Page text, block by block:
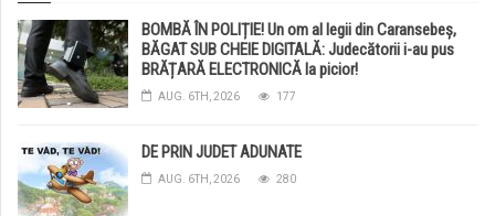
BOMBĂ ÎN POLIȚIE! Un om al legii din Caransebeș,
BĂGAT SUB CHEIE DIGITALĂ: Judecătorii i-au pus
BRĂȚARĂ ELECTRONICĂ la picior!
AUG. 6TH, 2026 177
DE PRIN JUDET ADUNATE
AUG. 6TH, 2026 280